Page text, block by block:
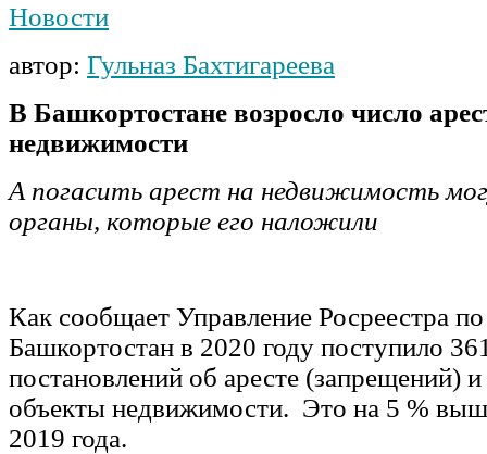
Новости
автор: Гульназ Бахтигареева
В Башкортостане возросло число
недвижимости
А погасить арест на недвижимость
органы, которые его наложили
Как сообщает Управление Росреестра
Башкортостан в 2020 году поступило
постановлений об аресте (запрещений)
объекты недвижимости. Это на 5 %
2019 года.